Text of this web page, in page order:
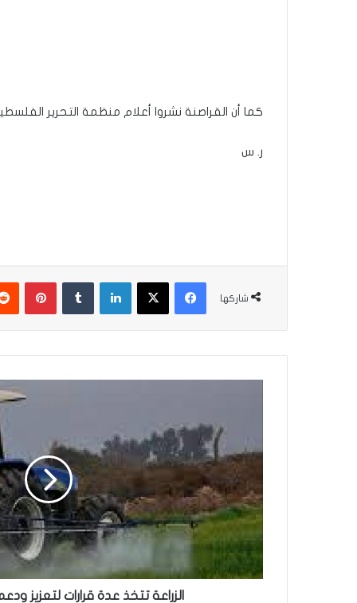
كما أن القراصنة نشروا أعلام منظمة التحرير
ر. س
شاركها
فيسبوك
‫X لينكدإن
لتعزيز
ودعم
المنتج
المحلي
الزراعة تتخذ عدة قرارات لتعزيز